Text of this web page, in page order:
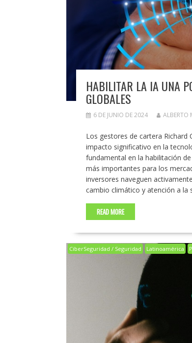
HABILITAR LA IA UNA
GLOBALES
6 DE JUNIO DE 2024 ALBERTO
Los gestores de cartera
impacto significativo en la
fundamental en la habilitación
más importantes para los
inversores naveguen
cambio climático y atención a la
READ MORE
CiberSeguridad / Seguridad Latinoamérica